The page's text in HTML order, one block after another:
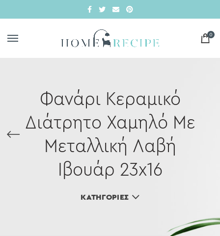
0
Φανάρι Κεραμικό
Διάτρητο Χαμηλό Με
Μεταλλική Λαβή
Ιβουάρ 23x16
ΚΑΤΗΓΟΡΊΕΣ